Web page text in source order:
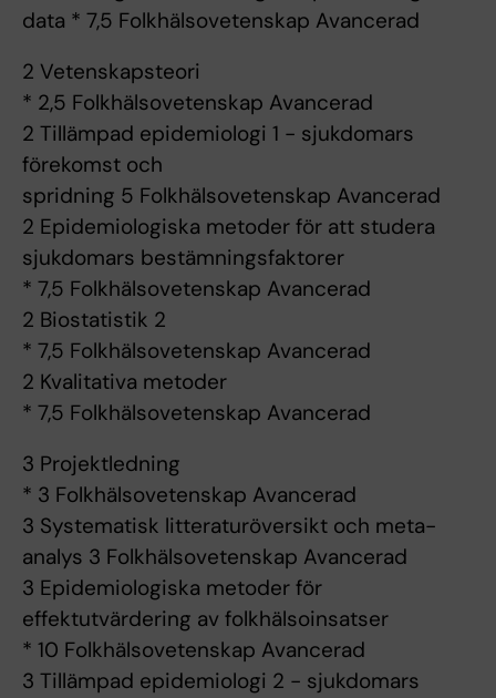
data * 7,5 Folkhälsovetenskap Avancerad
2 Vetenskapsteori
* 2,5 Folkhälsovetenskap Avancerad
2 Tillämpad epidemiologi 1 - sjukdomars
förekomst och
spridning 5 Folkhälsovetenskap Avancerad
2 Epidemiologiska metoder för att studera
sjukdomars bestämningsfaktorer
* 7,5 Folkhälsovetenskap Avancerad
2 Biostatistik 2
* 7,5 Folkhälsovetenskap Avancerad
2 Kvalitativa metoder
* 7,5 Folkhälsovetenskap Avancerad
3 Projektledning
* 3 Folkhälsovetenskap Avancerad
3 Systematisk litteraturöversikt och meta-
analys 3 Folkhälsovetenskap Avancerad
3 Epidemiologiska metoder för
effektutvärdering av folkhälsoinsatser
* 10 Folkhälsovetenskap Avancerad
3 Tillämpad epidemiologi 2 - sjukdomars